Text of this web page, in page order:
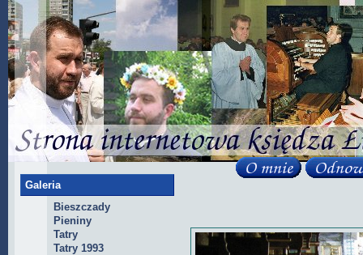
Galeria
Bieszczady
Pieniny
Tatry
Tatry 1993